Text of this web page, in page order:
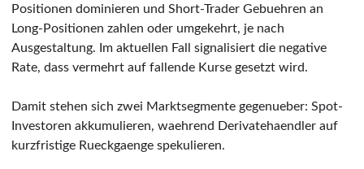
Positionen dominieren und Short-Trader Gebuehren an
Long-Positionen zahlen oder umgekehrt, je nach
Ausgestaltung. Im aktuellen Fall signalisiert die negative
Rate, dass vermehrt auf fallende Kurse gesetzt wird.
Damit stehen sich zwei Marktsegmente gegenueber: Spot-
Investoren akkumulieren, waehrend Derivatehaendler auf
kurzfristige Rueckgaenge spekulieren.